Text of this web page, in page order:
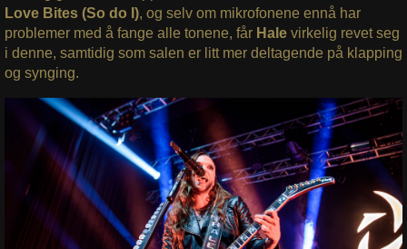
Love Bites (So do I), og selv om mikrofonene ennå har
problemer med å fange alle tonene, får Hale virkelig revet seg
i denne, samtidig som salen er litt mer deltagende på klapping
og synging.